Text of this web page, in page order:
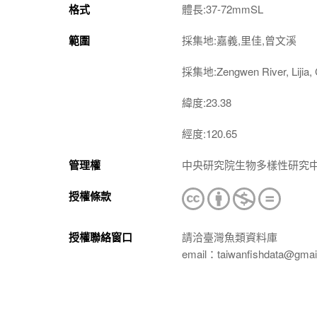
格式 體長:37-72mmSL
範圍 採集地:嘉義,里佳,曾文溪
採集地:Zengwen River, Lijia,
緯度:23.38
經度:120.65
管理權 中央研究院生物多樣性研究
授權條款
授權聯絡窗口
請洽臺灣魚類資料庫
email：